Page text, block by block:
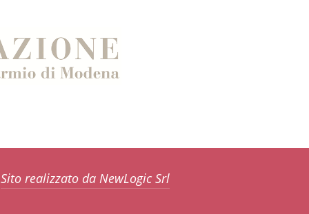
Sito realizzato da NewLogic Srl